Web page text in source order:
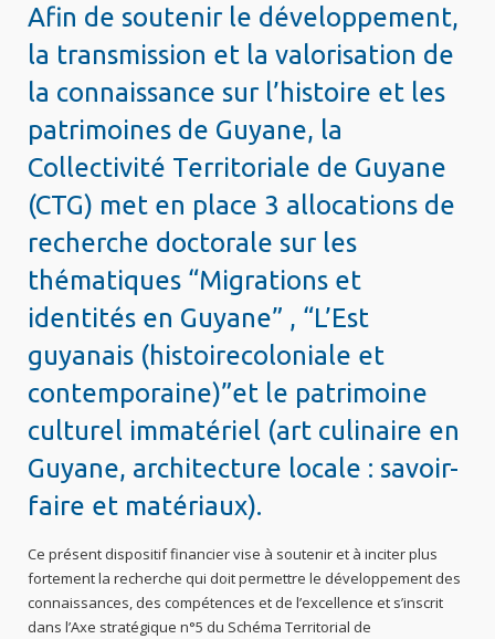
Afin de soutenir le développement,
la transmission et la valorisation de
la connaissance sur l’histoire et les
patrimoines de Guyane, la
Collectivité Territoriale de Guyane
(CTG) met en place 3 allocations de
recherche doctorale sur les
thématiques “Migrations et
identités en Guyane” , “L’Est
guyanais (histoirecoloniale et
contemporaine)”et le patrimoine
culturel immatériel (art culinaire en
Guyane, architecture locale : savoir-
faire et matériaux).
Ce présent dispositif financier vise à soutenir et à inciter plus
fortement la recherche qui doit permettre le développement des
connaissances, des compétences et de l’excellence et s’inscrit
dans l’Axe stratégique n°5 du Schéma Territorial de